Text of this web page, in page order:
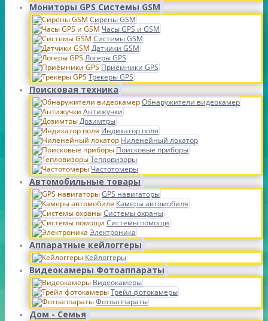
Мониторы GPS Системы GSM
Сирены GSM
Часы GPS и GSM
Системы GSM
Датчики GSM
Логеры GPS
Приёмники GPS
Трекеры GPS
Поисковая техника
Обнаружители видеокамер
Антижучки
Дозимтры
Индикатор поля
Ниленейный локатор
Поисковые приборы
Тепловизоры
Частотомеры
Автомобильные товары
GPS навигаторы
Камеры автомобиля
Системы охраны
Системы помощи
Электроника
Аппаратные кейлоггеры
Кейлоггеры
Видеокамеры Фотоаппараты
Видеокамеры
Трейл фотокамеры
Фотоаппараты
Дом - Семья